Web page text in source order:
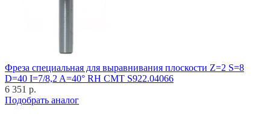
Фреза специальная для выравнивания плоскости Z=2 S=8
D=40 I=7/8,2 A=40° RH CMT S922.04066
6 351 р.
Подобрать аналог